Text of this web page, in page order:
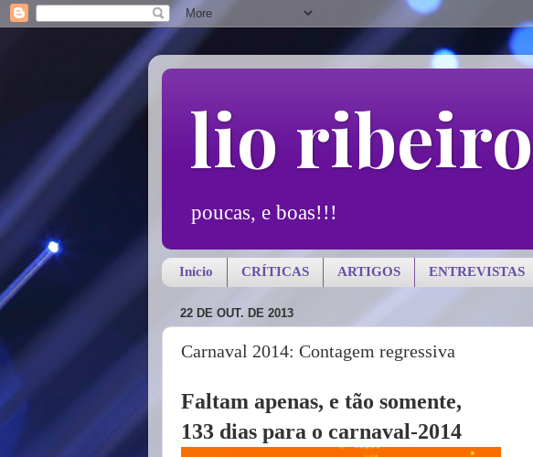
lio ribeiro
poucas, e boas!!!
Início CRÍTICAS ARTIGOS ENTREVISTAS
22 DE OUT. DE 2013
Carnaval 2014: Contagem regressiva
Faltam apenas, e tão somente,
133 dias para o carnaval-2014